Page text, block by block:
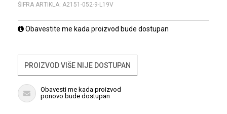
ŠIFRA ARTIKLA: A2151-052-9-L19V
Obavestite me kada proizvod bude dostupan
PROIZVOD VIŠE NIJE DOSTUPAN
Obavesti me kada proizvod
ponovo bude dostupan